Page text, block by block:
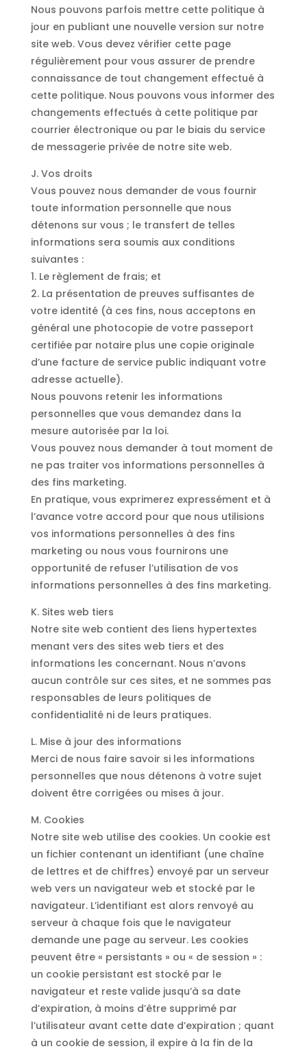
Nous pouvons parfois mettre cette politique à
jour en publiant une nouvelle version sur notre
site web. Vous devez vérifier cette page
régulièrement pour vous assurer de prendre
connaissance de tout changement effectué à
cette politique. Nous pouvons vous informer des
changements effectués à cette politique par
courrier électronique ou par le biais du service
de messagerie privée de notre site web.
J. Vos droits
Vous pouvez nous demander de vous fournir
toute information personnelle que nous
détenons sur vous ; le transfert de telles
informations sera soumis aux conditions
suivantes :
1. Le règlement de frais; et
2. La présentation de preuves suffisantes de
votre identité (à ces fins, nous acceptons en
général une photocopie de votre passeport
certifiée par notaire plus une copie originale
d’une facture de service public indiquant votre
adresse actuelle).
Nous pouvons retenir les informations
personnelles que vous demandez dans la
mesure autorisée par la loi.
Vous pouvez nous demander à tout moment de
ne pas traiter vos informations personnelles à
des fins marketing.
En pratique, vous exprimerez expressément et à
l’avance votre accord pour que nous utilisions
vos informations personnelles à des fins
marketing ou nous vous fournirons une
opportunité de refuser l’utilisation de vos
informations personnelles à des fins marketing.
K. Sites web tiers
Notre site web contient des liens hypertextes
menant vers des sites web tiers et des
informations les concernant. Nous n’avons
aucun contrôle sur ces sites, et ne sommes pas
responsables de leurs politiques de
confidentialité ni de leurs pratiques.
L. Mise à jour des informations
Merci de nous faire savoir si les informations
personnelles que nous détenons à votre sujet
doivent être corrigées ou mises à jour.
M. Cookies
Notre site web utilise des cookies. Un cookie est
un fichier contenant un identifiant (une chaîne
de lettres et de chiffres) envoyé par un serveur
web vers un navigateur web et stocké par le
navigateur. L’identifiant est alors renvoyé au
serveur à chaque fois que le navigateur
demande une page au serveur. Les cookies
peuvent être « persistants » ou « de session » :
un cookie persistant est stocké par le
navigateur et reste valide jusqu’à sa date
d’expiration, à moins d’être supprimé par
l’utilisateur avant cette date d’expiration ; quant
à un cookie de session, il expire à la fin de la